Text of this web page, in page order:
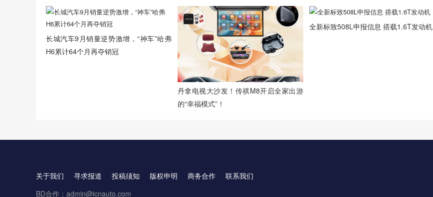
长城汽车9月销量逆势激增，“神车”哈弗
H6累计64个月再夺销冠
丹拿电视大沙发！传祺M8开启全家出游
的“幸福模式”！
全新标致508L申报信息 搭载1.6T发动机
关于我们 寻求报道 投稿须知 版权申明 商务合作
联系我们
BD合作：admin@icnauto.com